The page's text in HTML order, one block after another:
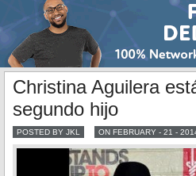
Christina Aguilera
segundo hijo
POSTED BY JKL ON FEBRUARY - 21 -